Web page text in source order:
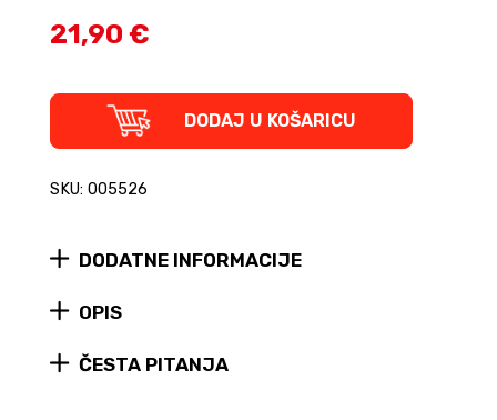
21,90 €
Three
Pugs
figura
DODAJ U KOŠARICU
SKU: 005526
DODATNE INFORMACIJE
OPIS
ČESTA PITANJA